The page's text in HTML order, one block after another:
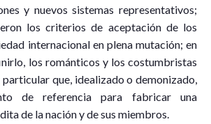
y nuevos sistemas representativos;
los criterios de aceptación de los
internacional en plena mutación; en
los románticos y los costumbristas
que, idealizado o demonizado,
de referencia para fabricar una
de la nación y de sus miembros.